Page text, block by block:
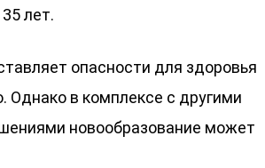
лет.
опасности для здоровья
Однако в комплексе с другими
новообразование может